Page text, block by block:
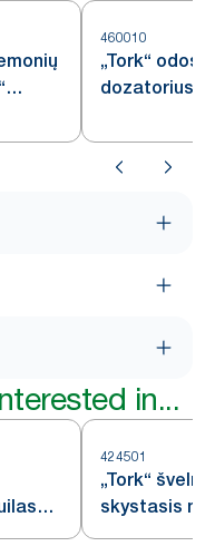
460010
„Tork“ odos
dozatorius,
in...
424501
„Tork“
skystasis